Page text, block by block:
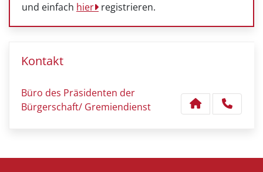
und einfach hier registrieren.
Kontakt
Büro des Präsidenten der
Bürgerschaft/ Gremiendienst